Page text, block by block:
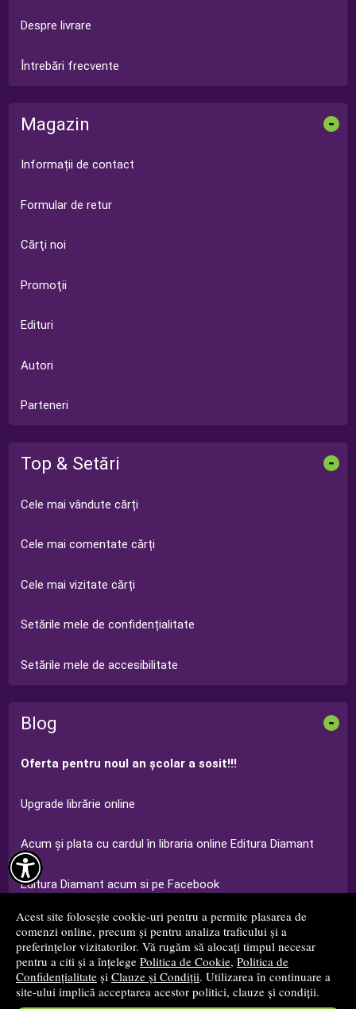

Acest site folosește cookie-uri pentru a permite plasarea de
comenzi online, precum și pentru analiza traficului și a
preferințelor vizitatorilor. Vă rugăm să alocați timpul necesar
pentru a citi și a înțelege Politica de Cookie, Politica de
Confidențialitate și Clauze și Condiții. Utilizarea în continuare a
site-ului implică acceptarea acestor politici, clauze și condiții.
Despre livrare
Întrebări frecvente
Magazin -
Informații de contact
Formular de retur
Cărţi noi
Promoţii
Edituri
Autori
Parteneri
Top & Setări -
Cele mai vândute cărți
Cele mai comentate cărți
Cele mai vizitate cărți
Setările mele de confidențialitate
Setările mele de accesibilitate
Blog -
Oferta pentru noul an şcolar a sosit!!!
Upgrade librărie online
Acum şi plata cu cardul în libraria online Editura Diamant
Editura Diamant acum si pe Facebook
Ofertă Grădiniţă Editura Diamant 2014-2015
...toate știrile